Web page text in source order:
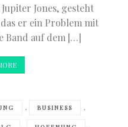
Jones, gesteht
er ein Problem mit
Band auf dem […]
, BUSINESS ,